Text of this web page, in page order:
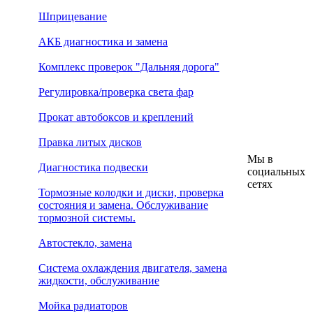
Шприцевание
АКБ диагностика и замена
Комплекс проверок "Дальняя дорога"
Регулировка/проверка света фар
Прокат автобоксов и креплений
Правка литых дисков
Диагностика подвески
Тормозные колодки и диски, проверка
состояния и замена. Обслуживание
тормозной системы.
Автостекло, замена
Система охлаждения двигателя, замена
жидкости, обслуживание
Мойка радиаторов
Мы в
социальных
сетях